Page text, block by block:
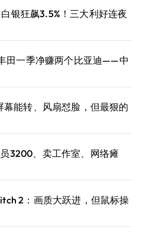
银狂飙3.5%！三大利好连夜
田一季净赚两个比亚迪——中
能转、风扇怼脸，但最狠的
3200、卖工作室、网络瘫
2：画质大跃进，但鼠标操